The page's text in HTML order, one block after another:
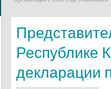
Республике
декларации